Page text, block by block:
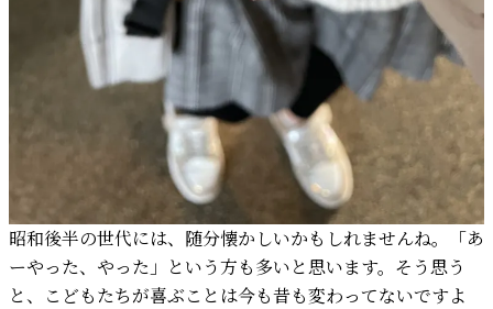
昭和後半の世代には、随分懐かしいかもしれませんね。「あ
ーやった、やった」という方も多いと思います。そう思う
と、こどもたちが喜ぶことは今も昔も変わってないですよ